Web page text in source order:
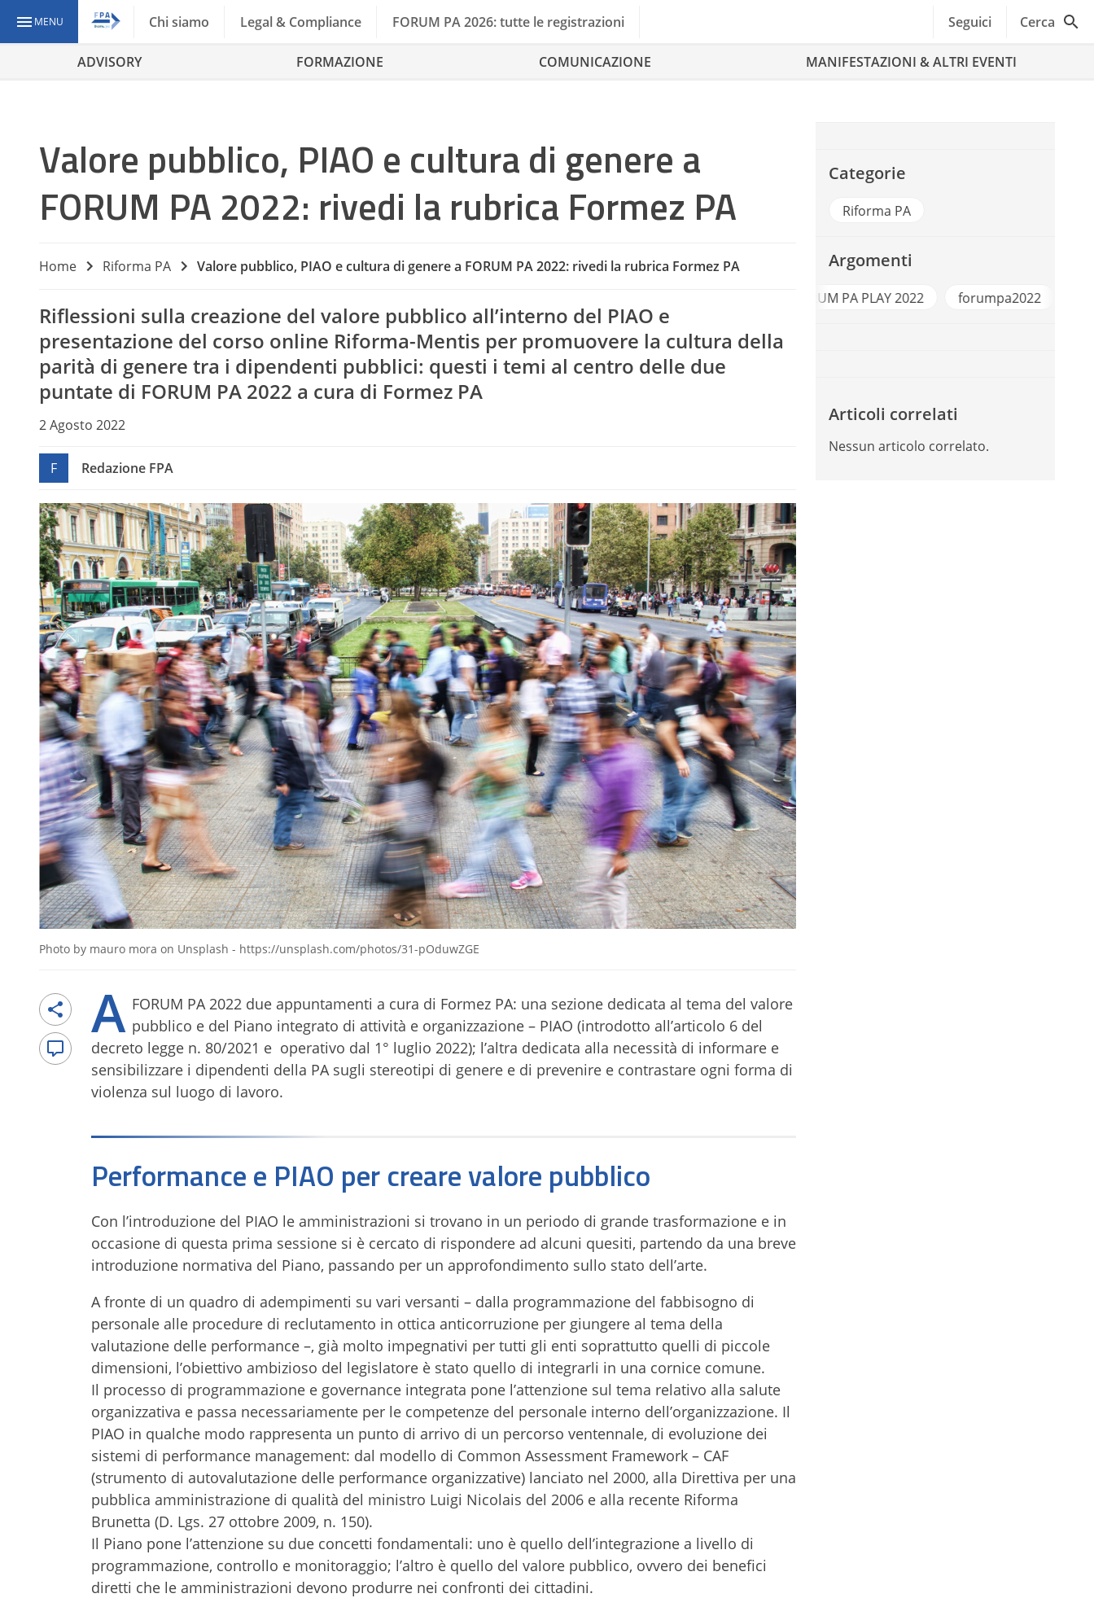
MENU Chi siamo Legal & Compliance FORUM PA 2026: tutte le registrazioni Seguici Cerca
ADVISORY FORMAZIONE COMUNICAZIONE MANIFESTAZIONI & ALTRI EVENTI
Valore pubblico, PIAO e cultura di genere a
FORUM PA 2022: rivedi la rubrica Formez PA
Home Riforma PA Valore pubblico, PIAO e cultura di genere a FORUM PA 2022: rivedi la rubrica Formez PA
Riflessioni sulla creazione del valore pubblico all’interno del PIAO e
presentazione del corso online Riforma-Mentis per promuovere la cultura della
parità di genere tra i dipendenti pubblici: questi i temi al centro delle due
puntate di FORUM PA 2022 a cura di Formez PA
2 Agosto 2022
F Redazione FPA
Photo by mauro mora on Unsplash - https://unsplash.com/photos/31-pOduwZGE
A FORUM PA 2022 due appuntamenti a cura di Formez PA: una sezione dedicata al tema del valore
pubblico e del Piano integrato di attività e organizzazione – PIAO (introdotto all’articolo 6 del
decreto legge n. 80/2021 e operativo dal 1° luglio 2022); l’altra dedicata alla necessità di informare e
sensibilizzare i dipendenti della PA sugli stereotipi di genere e di prevenire e contrastare ogni forma di
violenza sul luogo di lavoro.
Performance e PIAO per creare valore pubblico
Con l’introduzione del PIAO le amministrazioni si trovano in un periodo di grande trasformazione e in
occasione di questa prima sessione si è cercato di rispondere ad alcuni quesiti, partendo da una breve
introduzione normativa del Piano, passando per un approfondimento sullo stato dell’arte.
A fronte di un quadro di adempimenti su vari versanti – dalla programmazione del fabbisogno di
personale alle procedure di reclutamento in ottica anticorruzione per giungere al tema della
valutazione delle performance –, già molto impegnativi per tutti gli enti soprattutto quelli di piccole
dimensioni, l’obiettivo ambizioso del legislatore è stato quello di integrarli in una cornice comune.
Il processo di programmazione e governance integrata pone l’attenzione sul tema relativo alla salute
organizzativa e passa necessariamente per le competenze del personale interno dell’organizzazione. Il
PIAO in qualche modo rappresenta un punto di arrivo di un percorso ventennale, di evoluzione dei
sistemi di performance management: dal modello di Common Assessment Framework – CAF
(strumento di autovalutazione delle performance organizzative) lanciato nel 2000, alla Direttiva per una
pubblica amministrazione di qualità del ministro Luigi Nicolais del 2006 e alla recente Riforma
Brunetta (D. Lgs. 27 ottobre 2009, n. 150).
Il Piano pone l’attenzione su due concetti fondamentali: uno è quello dell’integrazione a livello di
programmazione, controllo e monitoraggio; l’altro è quello del valore pubblico, ovvero dei benefici
diretti che le amministrazioni devono produrre nei confronti dei cittadini.
Categorie
Riforma PA
Argomenti
forumpa2022 valore pubblico
Articoli correlati
Nessun articolo correlato.